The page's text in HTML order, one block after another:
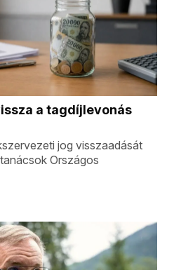
a tagdíjlevonás
jog visszaadását
Országos